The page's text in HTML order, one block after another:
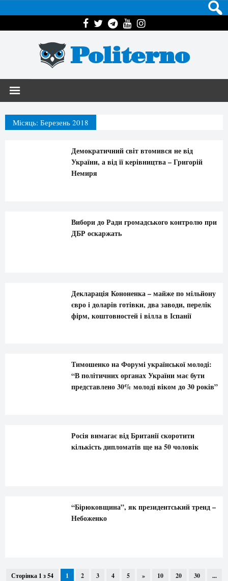
Politerno
Місяць: Березень 2018
Демократичний світ втомився не від
України, а від її керівництва – Григорій
Немиря
Вибори до Ради громадського контролю при
ДБР оскаржать
Декларація Кононенка – майже по мільйону
євро і доларів готівки, два заводи, перелік
фірм, коштовностей і вілла в Іспанії
Тимошенко на Форумі української молоді:
“В політичних органах України має бути
представлено 30% молоді віком до 30 років”
Росія вимагає від Британії скоротити
кількість дипломатів ще на 50 чоловік
“Бірюковщина”, як президентський тренд –
Небоженко
Сторінка 1 з 54 1 2 3 4 5 » 10 20 30
...